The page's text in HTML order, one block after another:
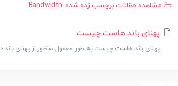
مشاهده مقالات برچسب زده شده 'Bandwidth'
پهنای باند هاست چیست
پهنای باند هاست چیست به طور معمول منظور از پهنای